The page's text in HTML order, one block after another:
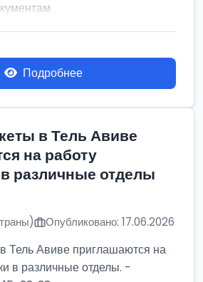
Подробнее
в Тель Авиве
на работу
различные отделы
Опубликовано: 17.06.2026
Тель Авиве приглашаются на
в различные отделы. -